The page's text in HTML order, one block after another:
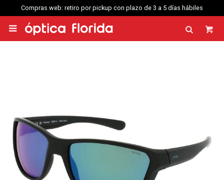
Compras web: retiro por pickup con plazo de 3 a 5 días hábiles
